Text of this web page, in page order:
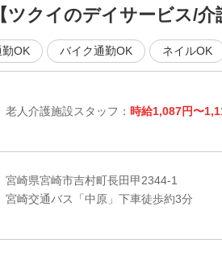
クイのデイサービス/介
OK バイク通勤OK ネイルOK
老人介護施設スタッフ： 時給1,087円〜
宮崎県宮崎市吉村町長田甲2344-1
宮崎交通バス「中原」下車徒歩約3分